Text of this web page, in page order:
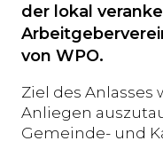
der lokal
von WPO.
Ziel des Anlasses
Anliegen
Gemeinde- und